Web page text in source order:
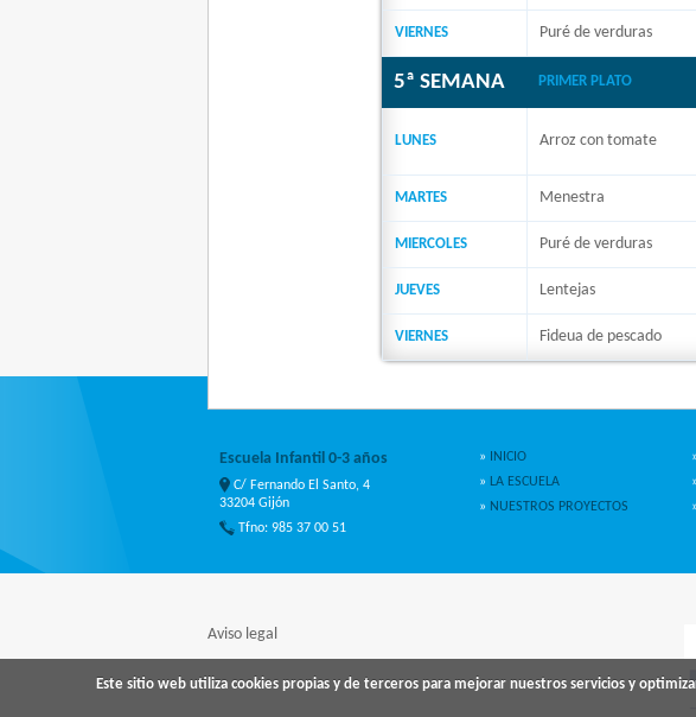
VIERNES Puré de verduras
5ª SEMANA PRIMER PLATO
LUNES Arroz con tomate
MARTES Menestra
MIERCOLES Puré de verduras
JUEVES Lentejas
VIERNES Fideua de pescado
Escuela Infantil 0-3 años
C/ Fernando El Santo, 4
33204 Gijón
Tfno: 985 37 00 51
» INICIO
» LA ESCUELA
» NUESTROS PROYECTOS
»
»
»
Aviso legal
Este sitio web utiliza cookies propias y de terceros para mejorar nuestros servicios y